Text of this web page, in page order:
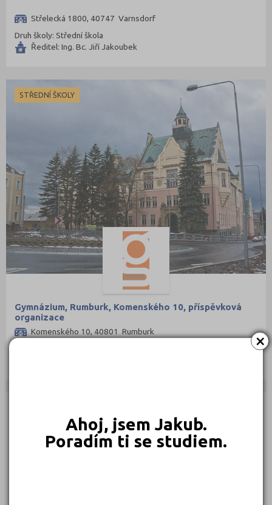
×
Ahoj, jsem Jakub.
Poradím ti se studiem.
Střelecká 1800, 40747 Varnsdorf
Druh školy: Střední škola
Ředitel: Ing. Bc. Jiří Jakoubek
STŘEDNÍ ŠKOLY
Gymnázium, Rumburk, Komenského 10, příspěvková
organizace
Komenského 10, 40801 Rumburk
Ing. Lubomír Rajf